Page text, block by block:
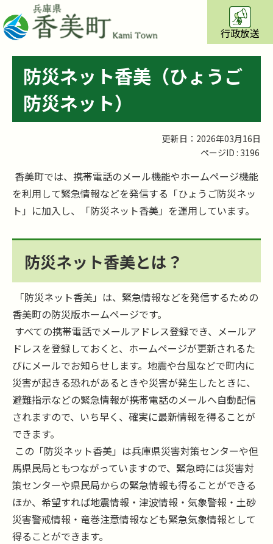
行政放送
防災ネット香美（ひょうご
防災ネット）
更新日：2026年03月16日
ページID : 3196
香美町では、携帯電話のメール機能やホームページ機能
を利用して緊急情報などを発信する「ひょうご防災ネッ
ト」に加入し、「防災ネット香美」を運用しています。
防災ネット香美とは？
「防災ネット香美」は、緊急情報などを発信するための
香美町の防災版ホームページです。
すべての携帯電話でメールアドレス登録でき、メールア
ドレスを登録しておくと、ホームページが更新されるた
びにメールでお知らせします。地震や台風などで町内に
災害が起きる恐れがあるときや災害が発生したときに、
避難指示などの緊急情報が携帯電話のメールへ自動配信
されますので、いち早く、確実に最新情報を得ることが
できます。
この「防災ネット香美」は兵庫県災害対策センターや但
馬県民局ともつながっていますので、緊急時には災害対
策センターや県民局からの緊急情報も得ることができる
ほか、希望すれば地震情報・津波情報・気象警報・土砂
災害警戒情報・竜巻注意情報なども緊急気象情報として
得ることができます。